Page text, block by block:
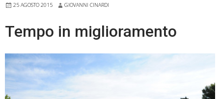
25 AGOSTO 2015 GIOVANNI CINARDI
Tempo in miglioramento